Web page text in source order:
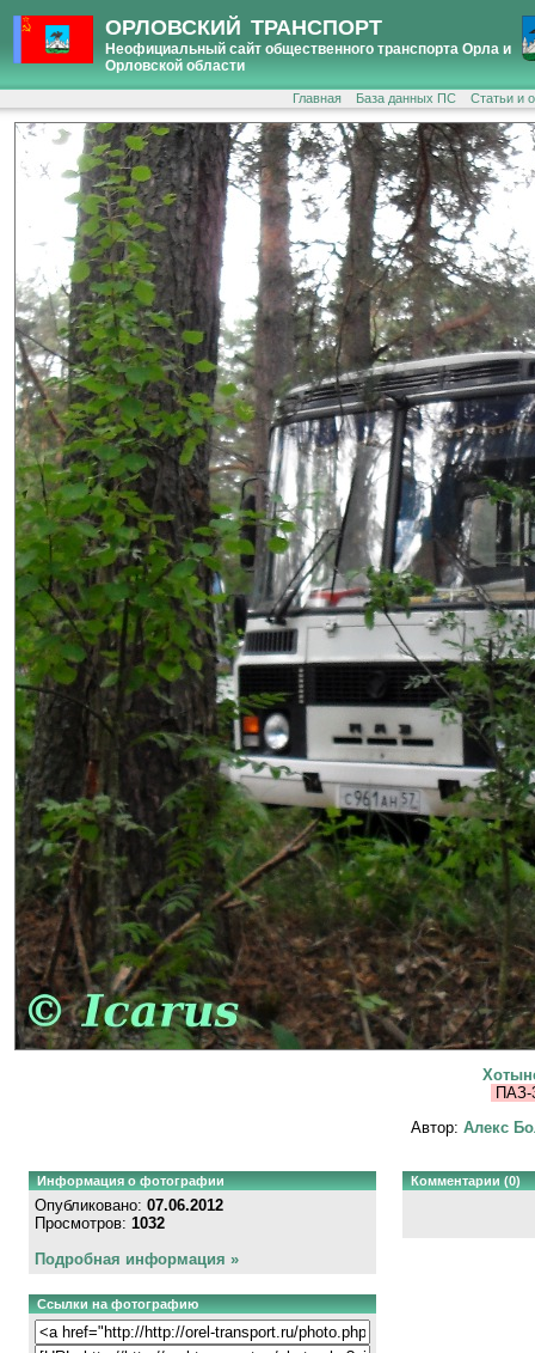
ОРЛОВСКИЙ ТРАНСПОРТ
Неофициальный сайт общественного транспорта Орла и
Орловской области
Главная База данных ПС Статьи и
ПАЗ-
Автор: Алекс
Информация о фотографии
Опубликовано: 07.06.2012
Просмотров: 1032
Подробная информация »
Ссылки на фотографию
Комментарии (0)